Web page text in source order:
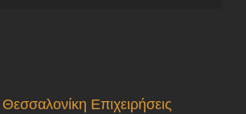
Θεσσαλονίκη Επιχειρήσεις